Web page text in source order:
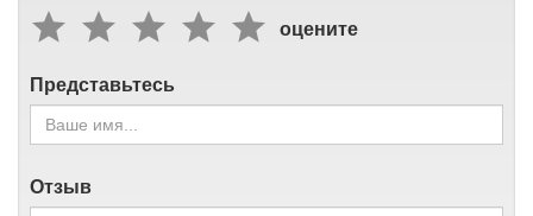
оцените
Представьтесь
Отзыв